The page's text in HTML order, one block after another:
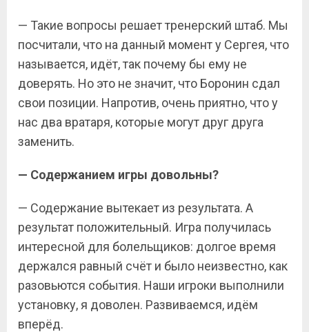
— Такие вопросы решает тренерский штаб. Мы
поcчитали, что на данный момент у Сергея, что
называется, идёт, так почему бы ему не
доверять. Но это не значит, что Боронин сдал
свои позиции. Напротив, очень приятно, что у
нас два вратаря, которые могут друг друга
заменить.
— Содержанием игры довольны?
— Содержание вытекает из результата. А
результат положительный. Игра получилась
интересной для болельщиков: долгое время
держался равный счёт и было неизвестно, как
разовьются события. Наши игроки выполнили
установку, я доволен. Развиваемся, идём
вперёд.